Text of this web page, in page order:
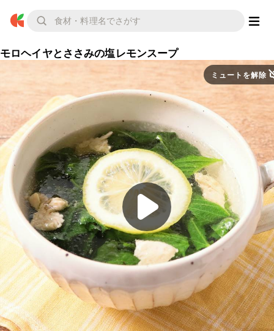
モロヘイヤとささみの塩レモンスープ
ミュートを解除